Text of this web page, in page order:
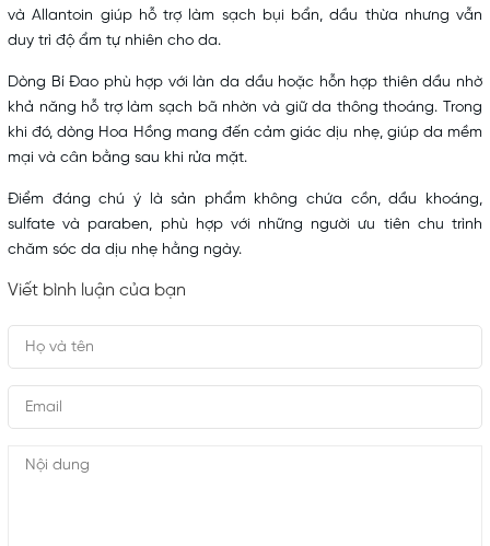
và Allantoin giúp hỗ trợ làm sạch bụi bẩn, dầu thừa nhưng vẫn
duy trì độ ẩm tự nhiên cho da.
Dòng Bí Đao phù hợp với làn da dầu hoặc hỗn hợp thiên dầu nhờ
khả năng hỗ trợ làm sạch bã nhờn và giữ da thông thoáng. Trong
khi đó, dòng Hoa Hồng mang đến cảm giác dịu nhẹ, giúp da mềm
mại và cân bằng sau khi rửa mặt.
Điểm đáng chú ý là sản phẩm không chứa cồn, dầu khoáng,
sulfate và paraben, phù hợp với những người ưu tiên chu trình
chăm sóc da dịu nhẹ hằng ngày.
Viết bình luận của bạn